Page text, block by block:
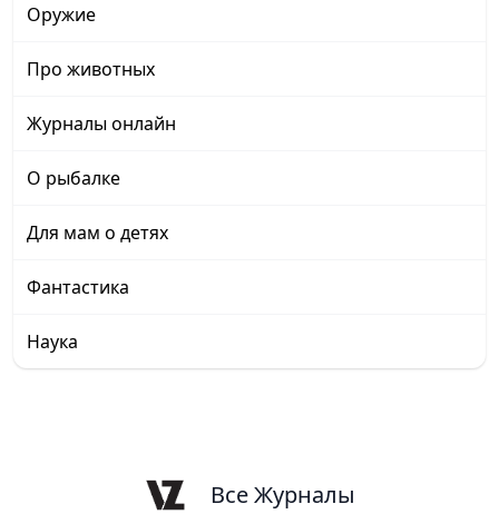
Оружие
Про животных
Журналы онлайн
О рыбалке
Для мам о детях
Фантастика
Наука
Все Журналы